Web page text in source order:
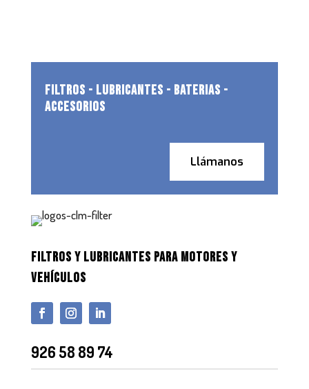
FILTROS - LUBRICANTES - BATERIAS -
ACCESORIOS
Llámanos
FILTROS Y LUBRICANTES PARA MOTORES Y
VEHÍCULOS
926 58 89 74